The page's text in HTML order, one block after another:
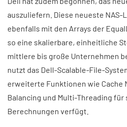
auszuliefern. Diese neueste NAS-
ebenfalls mit den Arrays der
so eine skalierbare, einheitliche
mittlere bis große Unternehmen
nutzt das Dell-Scalable-File-
erweiterte Funktionen wie Cache
Balancing und Multi-Threading für
Berechnungen verfügt.